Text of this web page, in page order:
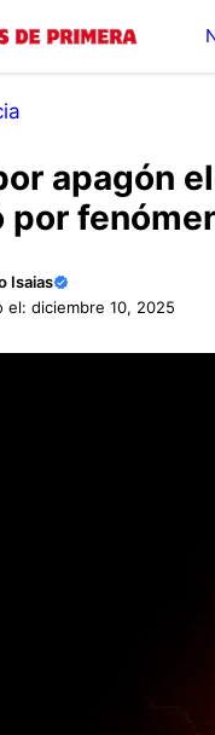
apagón
Isaias
el: diciembre 10, 2025